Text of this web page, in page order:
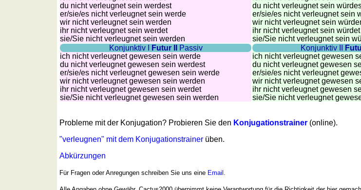
du nicht verleugnet sein werdest
er/sie/es nicht verleugnet sein werde
wir nicht verleugnet sein werden
ihr nicht verleugnet sein werdet
sie/Sie nicht verleugnet sein werden
du nicht verleugnet sein
er/sie/es nicht verleugnet sein
wir nicht verleugnet sein
ihr nicht verleugnet sein würdet
sie/Sie nicht verleugnet sein
Konjunktiv I
Futur II
Passiv
ich nicht verleugnet gewesen sein werde
du nicht verleugnet gewesen sein werdest
er/sie/es nicht verleugnet gewesen sein werde
wir nicht verleugnet gewesen sein werden
ihr nicht verleugnet gewesen sein werdet
sie/Sie nicht verleugnet gewesen sein werden
Konjunktiv II
ich nicht verleugnet gewesen
du nicht verleugnet gewesen
er/sie/es nicht verleugnet
wir nicht verleugnet gewesen
ihr nicht verleugnet gewesen
sie/Sie nicht verleugnet
Probleme mit der Konjugation? Probieren Sie den Konjugationstrainer (online).
"verleugnen" mit dem Konjugationstrainer üben.
Abkürzungen
Für Fragen oder Anregungen schreiben Sie uns eine Email .